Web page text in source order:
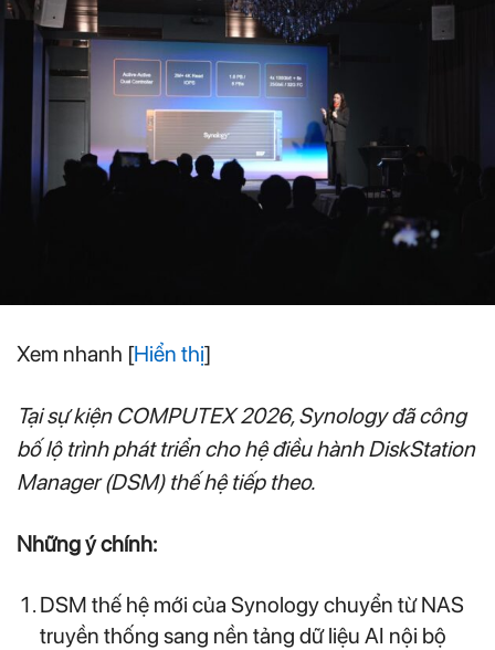
Xem nhanh [Hiển thị]
Tại sự kiện COMPUTEX 2026, Synology đã công
bố lộ trình phát triển cho hệ điều hành DiskStation
Manager (DSM) thế hệ tiếp theo.
Những ý chính:
DSM thế hệ mới của Synology chuyển từ NAS
truyền thống sang nền tảng dữ liệu AI nội bộ